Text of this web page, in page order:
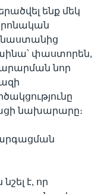
ենք մեկ
փաստորեն,
նոր
նախարարը։
է, որ